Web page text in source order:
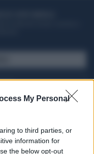
My Personal
to third parties, or
information for
the below opt-out